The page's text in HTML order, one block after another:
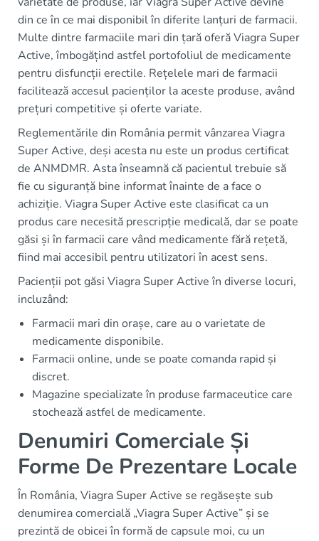
din ce în ce mai disponibil în diferite lanțuri de farmacii.
Multe dintre farmaciile mari din țară oferă Viagra Super
Active, îmbogățind astfel portofoliul de medicamente
pentru disfuncții erectile. Rețelele mari de farmacii
facilitează accesul pacienților la aceste produse, având
prețuri competitive și oferte variate.
Reglementările din România permit vânzarea Viagra
Super Active, deși acesta nu este un produs certificat
de ANMDMR. Asta înseamnă că pacientul trebuie să
fie cu siguranță bine informat înainte de a face o
achiziție. Viagra Super Active este clasificat ca un
produs care necesită prescripție medicală, dar se poate
găsi și în farmacii care vând medicamente fără rețetă,
fiind mai accesibil pentru utilizatori în acest sens.
Pacienții pot găsi Viagra Super Active în diverse locuri,
incluzând:
Farmacii mari din orașe, care au o varietate de
medicamente disponibile.
Farmacii online, unde se poate comanda rapid și
discret.
Magazine specializate în produse farmaceutice care
stochează astfel de medicamente.
Denumiri Comerciale Și
Forme De Prezentare Locale
În România, Viagra Super Active se regăsește sub
denumirea comercială „Viagra Super Active” și se
prezintă de obicei în formă de capsule moi, cu un